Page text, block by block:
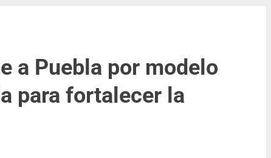
a Puebla por modelo
para fortalecer la